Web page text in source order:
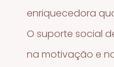
enriquecedora
O suporte social
na motivação e